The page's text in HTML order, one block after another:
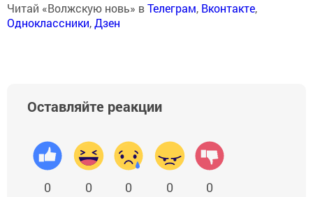
Читай «Волжскую новь» вТелеграм, Вконтакте,
Одноклассники,Дзен
Оставляйте реакции
0 0 0 0 0